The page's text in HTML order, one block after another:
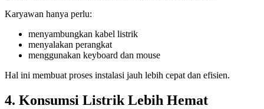
Karyawan hanya perlu:
menyambungkan kabel listrik
menyalakan perangkat
menggunakan keyboard dan mouse
Hal ini membuat proses instalasi jauh lebih cepat dan efisien.
4. Konsumsi Listrik Lebih Hemat